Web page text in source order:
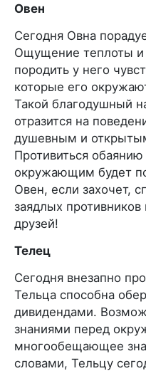
Овен
Сегодня Овна
Ощущение теплоты и
породить у него
которые его
Такой благодушный
отразится на
душевным и
Противиться
окружающим будет
Овен, если захочет,
заядлых
друзей!
Телец
Сегодня внезапно
Тельца способна
дивидендами.
знаниями перед
многообещающее
словами, Тельцу